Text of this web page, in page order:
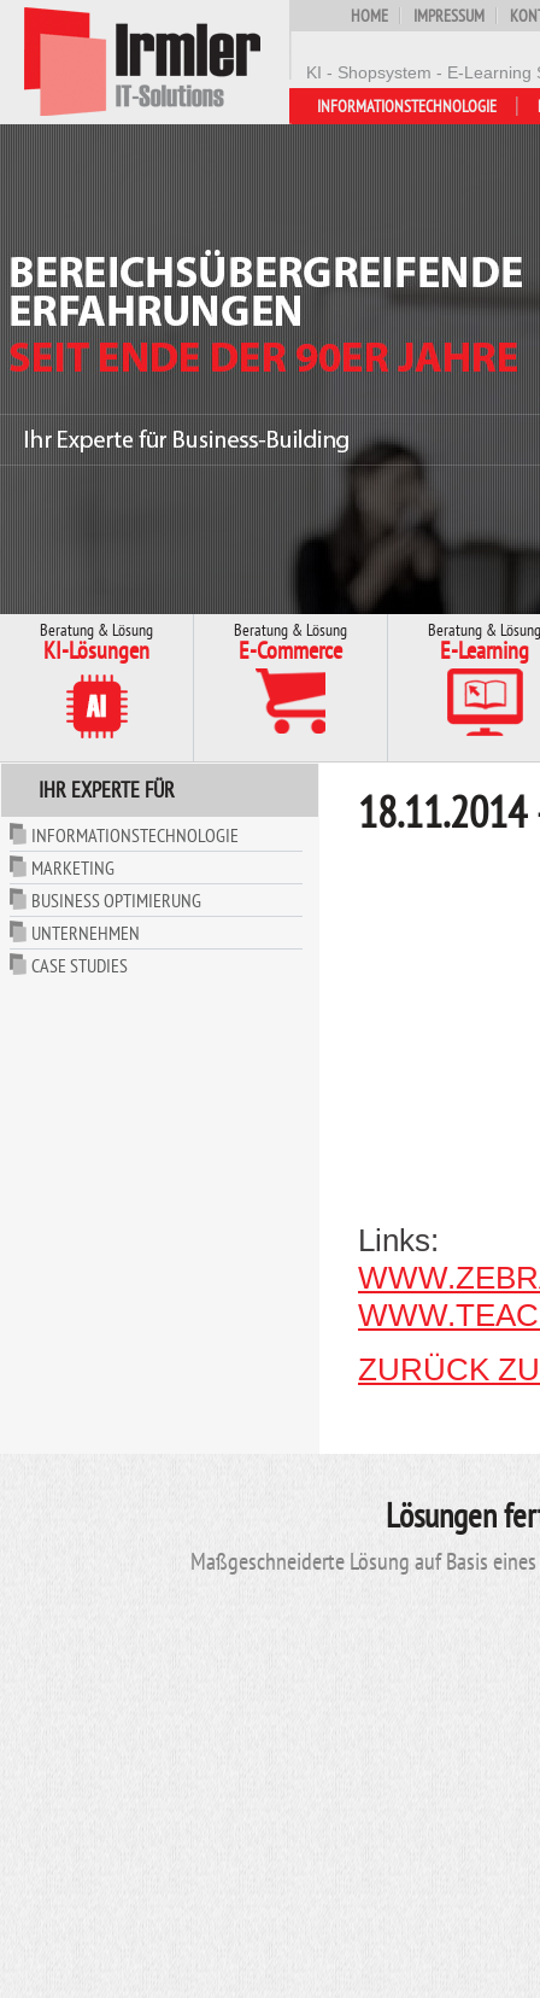
KI - Shopsystem - E-
HOME IMPRESSUM
INFORMATIONSTECHNOLOGIE
Beratung & Lösung
KI-Lösungen
Beratung & Lösung
E-Commerce
Beratung & Lösung
E-Learning
IHR EXPERTE FÜR
INFORMATIONSTECHNOLOGIE
MARKETING
BUSINESS OPTIMIERUNG
UNTERNEHMEN
CASE STUDIES
18.11.2014
Links:
ZURÜCK
Lösungen
Maßgeschneiderte Lösung auf Basis